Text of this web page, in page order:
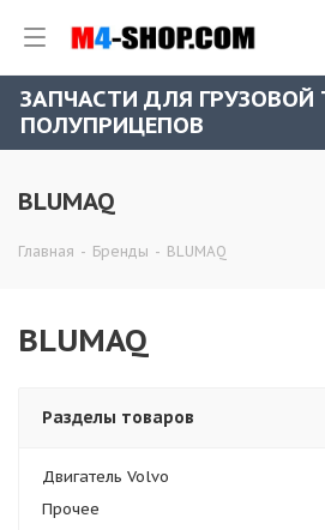
ЗАПЧАСТИ ДЛЯ ГРУЗОВОЙ
ПОЛУПРИЦЕПОВ
BLUMAQ
Главная - Бренды - BLUMAQ
BLUMAQ
Разделы товаров
Двигатель Volvo
Прочее